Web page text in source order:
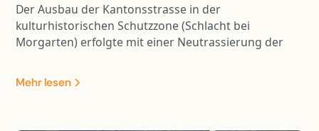
Der Ausbau der Kantonsstrasse in der
kulturhistorischen Schutzzone (Schlacht bei
Morgarten) erfolgte mit einer Neutrassierung der
kurvigen und steilen Gelände, konnte eine
normkonforme Strassenführung erreicht werden.
Mehr lesen